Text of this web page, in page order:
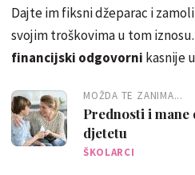
Dajte im fiksni džeparac i
svojim troškovima u tom
financijski odgovorni kasnije
MOŽDA TE ZANIMA...
Prednosti i mane
djetetu
ŠKOLARCI